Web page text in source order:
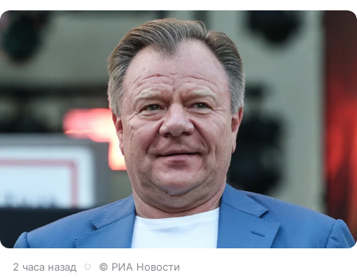
2 часа назад © РИА Новости